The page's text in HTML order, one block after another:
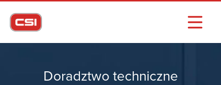
Doradztwo techniczne